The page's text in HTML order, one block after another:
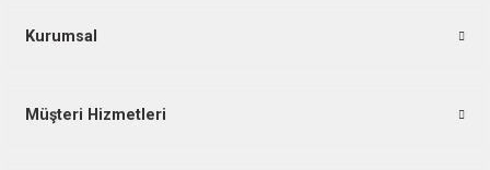
Kurumsal
Müşteri Hizmetleri